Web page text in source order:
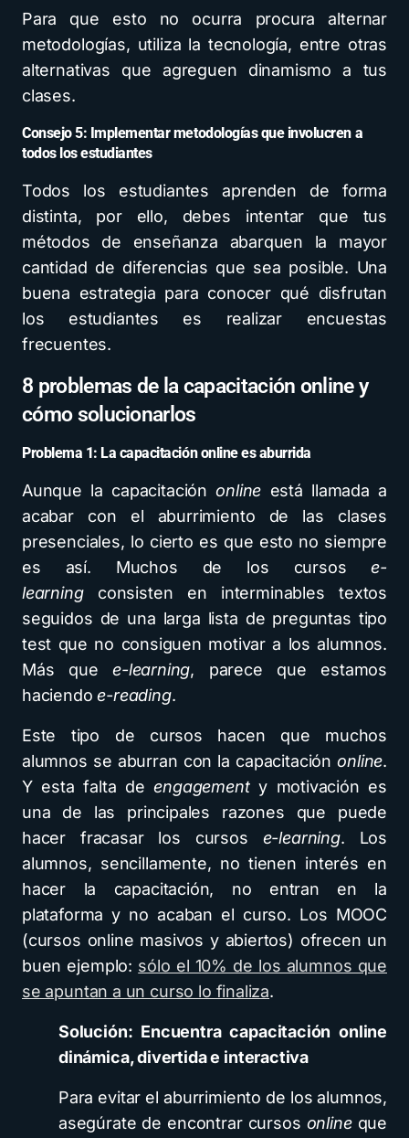
Para que esto no ocurra procura alternar
metodologías, utiliza la tecnología, entre otras
alternativas que agreguen dinamismo a tus
clases.
Consejo 5: Implementar metodologías que involucren a
todos los estudiantes
Todos los estudiantes aprenden de forma
distinta, por ello, debes intentar que tus
métodos de enseñanza abarquen la mayor
cantidad de diferencias que sea posible. Una
buena estrategia para conocer qué disfrutan
los estudiantes es realizar encuestas
frecuentes.
8 problemas de la capacitación online y
cómo solucionarlos
Problema 1: La capacitación online es aburrida
Aunque la capacitaciónonline está llamada a
acabar con el aburrimiento de las clases
presenciales, lo cierto es que esto no siempre
es así. Muchos de los cursose-
learningconsisten en interminables textos
seguidos de una larga lista de preguntas tipo
test que no consiguen motivar a los alumnos.
Más quee-learning, parece que estamos
haciendoe-reading.
Este tipo de cursos hacen que muchos
alumnos se aburran con la capacitaciónonline.
Y esta falta deengagementy motivación es
una de las principales razones que puede
hacer fracasar los cursos e-learning. Los
alumnos, sencillamente, no tienen interés en
hacer la capacitación, no entran en la
plataforma y no acaban el curso. Los MOOC
(cursos online masivos y abiertos) ofrecen un
buen ejemplo: sólo el 10% de los alumnos que
se apuntan a un curso lo finaliza.
Solución: Encuentra capacitación online
dinámica, divertida e interactiva
Para evitar el aburrimiento de los alumnos,
asegúrate de encontrar cursos onlineque